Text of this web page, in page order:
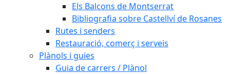
Els Balcons de Montserrat
Bibliografia sobre Castellví de Rosanes
Rutes i senders
Restauració, comerç i serveis
Plànols i guies
Guia de carrers / Plànol